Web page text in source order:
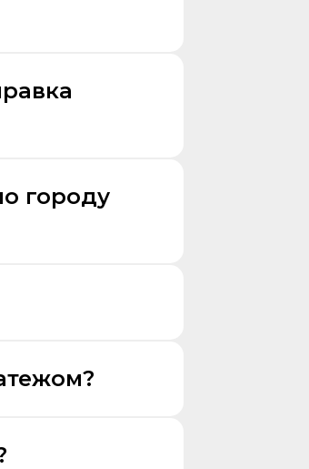
городу